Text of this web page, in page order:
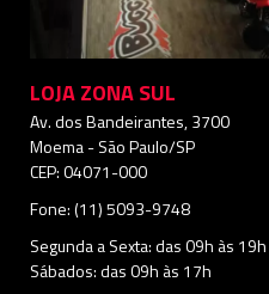
LOJA ZONA SUL
Av. dos Bandeirantes, 3700
Moema - São Paulo/SP
CEP: 04071-000
Fone: (11) 5093-9748
Segunda a Sexta: das 09h às 19h
Sábados: das 09h às 17h